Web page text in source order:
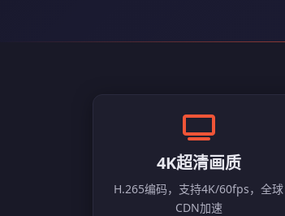
4K超清画质
H.265编码，支持4K/60fps，全球
CDN加速